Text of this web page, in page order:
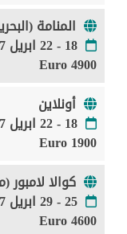
المنامة
18 - 22 ابريل 2027
4900 Euro
أونلاين
18 - 22 ابريل 2027
1900 Euro
كوالا لامبور
25 - 29 ابريل 2027
4600 Euro